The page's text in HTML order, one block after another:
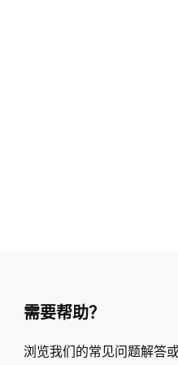
需要帮助？
浏览我们的常见问题解答